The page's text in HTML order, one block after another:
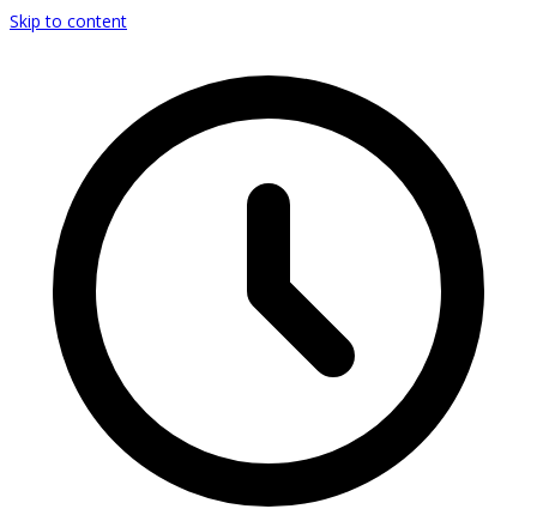
Skip to content